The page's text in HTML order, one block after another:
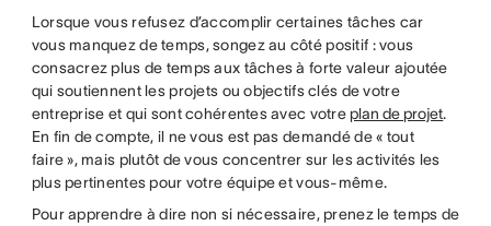
Lorsque vous refusez d’accomplir certaines tâches car
vous manquez de temps, songez au côté positif : vous
consacrez plus de temps aux tâches à forte valeur ajoutée
qui soutiennent les projets ou objectifs clés de votre
entreprise et qui sont cohérentes avec votre plan de projet.
En fin de compte, il ne vous est pas demandé de « tout
faire », mais plutôt de vous concentrer sur les activités les
plus pertinentes pour votre équipe et vous-même.
Pour apprendre à dire non si nécessaire, prenez le temps de